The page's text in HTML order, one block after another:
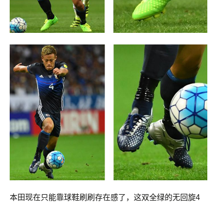
本田现在只能靠球鞋刷刷存在感了，这双全绿的无回旋4